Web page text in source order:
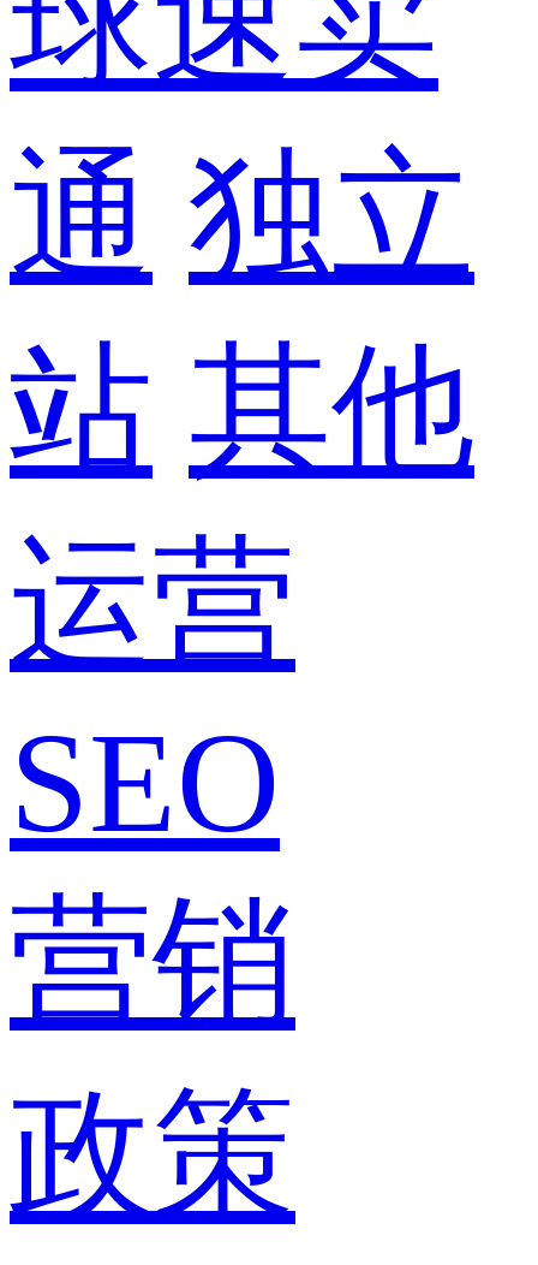
通 独立
站 其他
运营
SEO
营销
政策